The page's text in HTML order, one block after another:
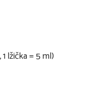
lžička = 5 ml)